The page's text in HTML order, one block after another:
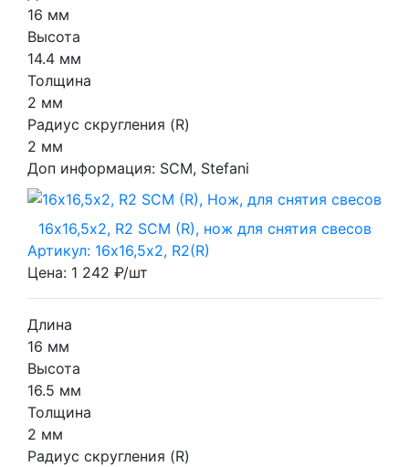
16 мм
Высота
14.4 мм
Толщина
2 мм
Радиус скругления (R)
2 мм
Доп информация: SCM, Stefani
16х16,5х2, R2 SCM (R), нож для снятия свесов
Артикул: 16х16,5х2, R2(R)
Цена: 1 242 ₽/шт
Длина
16 мм
Высота
16.5 мм
Толщина
2 мм
Радиус скругления (R)